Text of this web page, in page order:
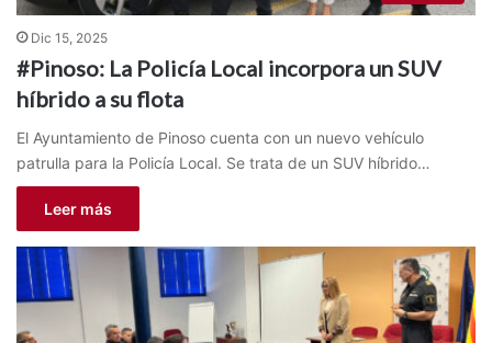
Dic 15, 2025
#Pinoso: La Policía Local incorpora un SUV
híbrido a su flota
El Ayuntamiento de Pinoso cuenta con un nuevo vehículo
patrulla para la Policía Local. Se trata de un SUV híbrido…
Leer más